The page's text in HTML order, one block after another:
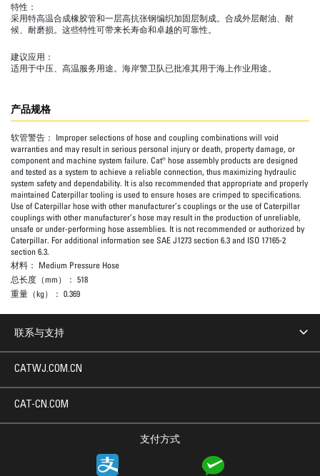
特性：
采用特高温合成橡胶管和一层高抗张钢编织加固层制成。合成外层耐油、耐
候、耐磨损。这些特性可带来长寿命和卓越的可靠性。
建议应用：
适用于中压、高温服务用途。海岸警卫队已批准其用于海上作业用途。
产品规格
软管警告： Improper selections of hose and coupling combinations will void
warranties and may result in serious personal injury or death, property damage, or
component and machine system failure. Cat® hose assembly products are designed
and tested as a system to achieve a reliable connection, thus maximizing hydraulic
system safety and dependability. It is also recommended that appropriate and properly
maintained Caterpillar tooling is used to ensure hoses are crimped to specifications.
Use of Caterpillar hose with other manufacturer’s couplings or the use of Caterpillar
couplings with other manufacturer’s hose may result in the production of unreliable,
unsafe or under-performing hose assemblies. It is not recommended or authorized by
Caterpillar. For additional information see SAE J1273 section 6.3 and ISO 17165-2
section 6.3.
材料： Medium Pressure Hose
总长度（mm）： 518
重量（kg）： 0.369
联系与支持
支付方式
CATWJ.COM.CN
CAT-CN.COM